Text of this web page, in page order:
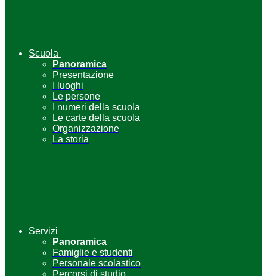
Scuola
Panoramica
Presentazione
I luoghi
Le persone
I numeri della scuola
Le carte della scuola
Organizzazione
La storia
Servizi
Panoramica
Famiglie e studenti
Personale scolastico